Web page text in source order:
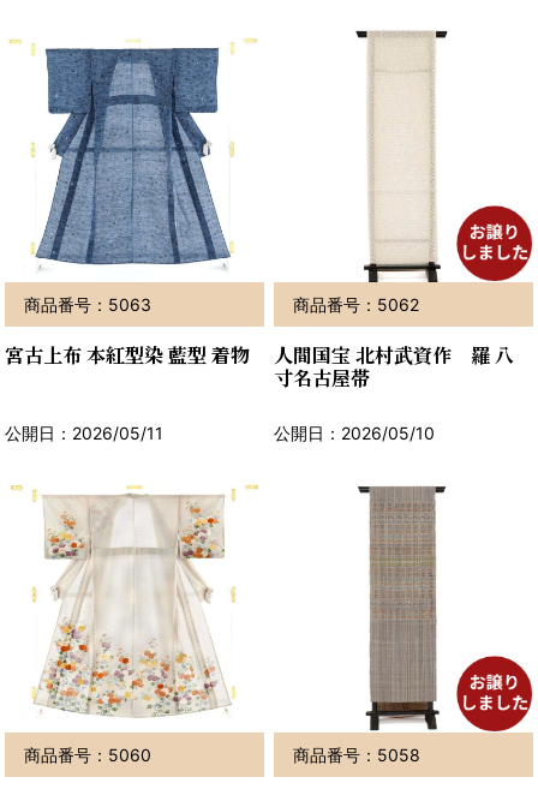
商品番号：5063
宮古上布 本紅型染 藍型 着物
公開日：2026/05/11
商品番号：5062
人間国宝 北村武資作 羅 八
寸名古屋帯
公開日：2026/05/10
商品番号：5060 商品番号：5058